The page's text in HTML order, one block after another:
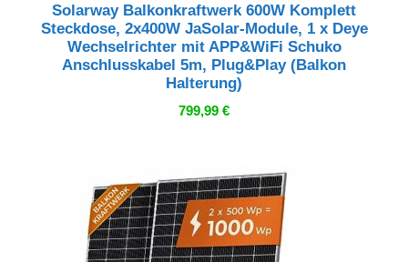
Solarway Balkonkraftwerk 600W Komplett
Steckdose, 2x400W JaSolar-Module, 1 x Deye
Wechselrichter mit APP&WiFi Schuko
Anschlusskabel 5m, Plug&Play (Balkon
Halterung)
799,99 €